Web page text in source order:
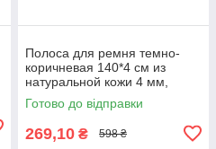
Полоса для ремня темно-
коричневая 140*4 см из
натуральной кожи 4 мм,
ременная полоса 1400*40
мм, темно-коричне
Готово до відправки
269,10 ₴ 598 ₴